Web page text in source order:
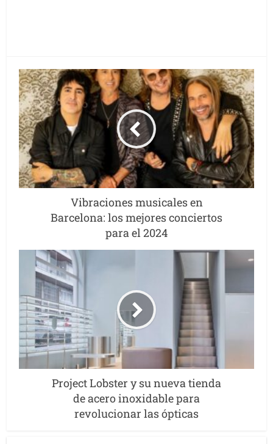
Vibraciones musicales en
Barcelona: los mejores conciertos
para el 2024
Project Lobster y su nueva tienda
de acero inoxidable para
revolucionar las ópticas